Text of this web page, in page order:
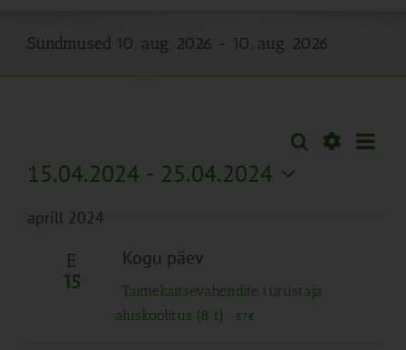
Sündmused 10. aug. 2026 - 10. aug. 2026
Sündmused
Search
Otsi
15.04.2024 - 25.04.2024
kuupäev.
aprill 2024
E
15
Kogu päev
Taimekaitsevahendite turustaja
aluskoolitus (8 t)
87€